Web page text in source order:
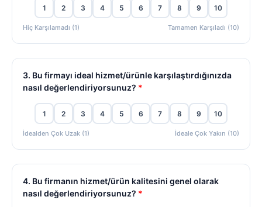
1 2 3 4 5 6 7 8 9 10
Hiç Karşılamadı (1) Tamamen Karşıladı (10)
3. Bu firmayı ideal hizmet/ürünle karşılaştırdığınızda
nasıl değerlendiriyorsunuz? *
1 2 3 4 5 6 7 8 9 10
İdealden Çok Uzak (1) İdeale Çok Yakın (10)
4. Bu firmanın hizmet/ürün kalitesini genel olarak
nasıl değerlendiriyorsunuz? *